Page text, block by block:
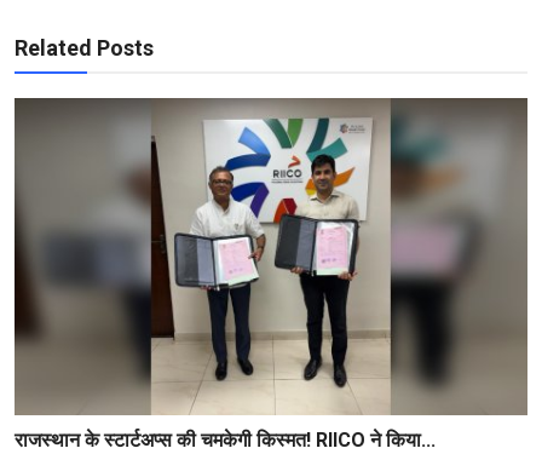
Related Posts
राजस्थान के स्टार्टअप्स की चमकेगी किस्मत! RIICO ने किया...